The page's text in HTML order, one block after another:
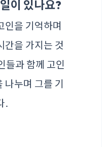
이 있나요?
인을 기억하며
간을 가지는 것
들과 함께 고인
누며 그를 기
.